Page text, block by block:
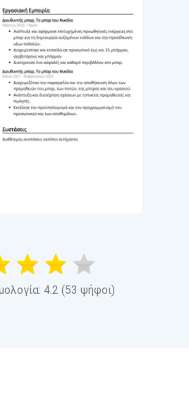
4.2 (53 ψήφοι)